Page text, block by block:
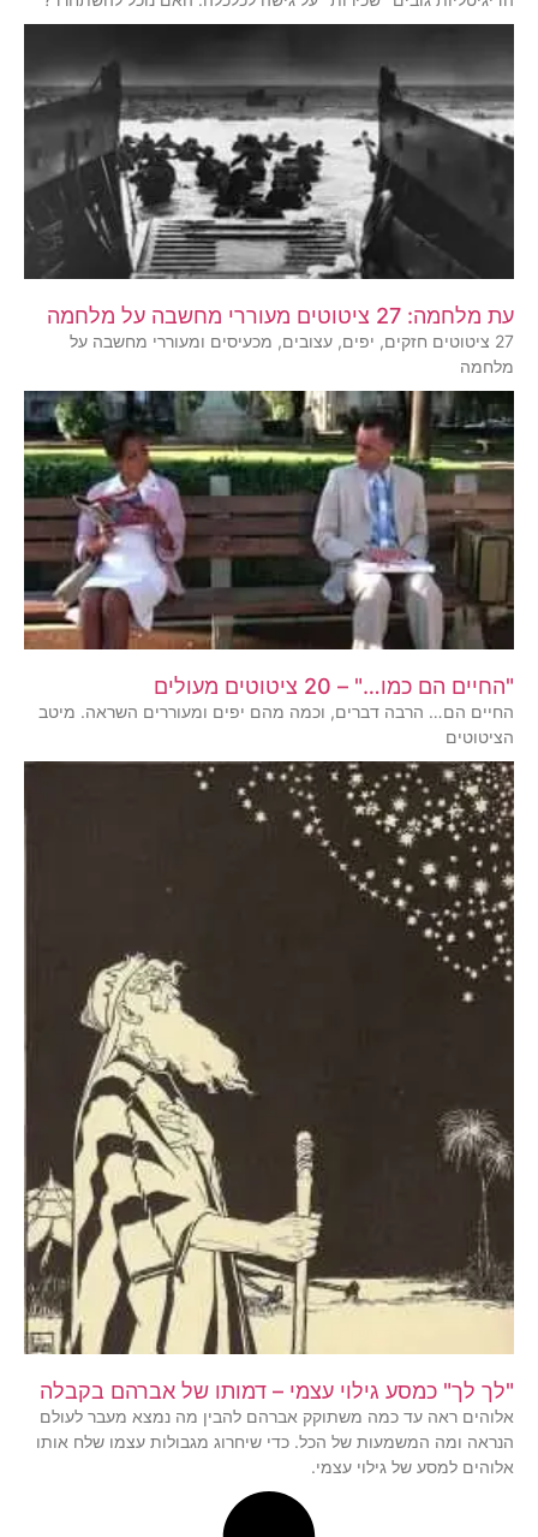
עת מלחמה: 27 ציטוטים מעוררי מחשבה על מלחמה
27 ציטוטים חזקים, יפים, עצובים, מכעיסים ומעוררי מחשבה על
מלחמה
"החיים הם כמו…" – 20 ציטוטים מעולים
החיים הם… הרבה דברים, וכמה מהם יפים ומעוררים השראה. מיטב
הציטוטים
"לך לך" כמסע גילוי עצמי – דמותו של אברהם בקבלה
אלוהים ראה עד כמה משתוקק אברהם להבין מה נמצא מעבר לעולם
הנראה ומה המשמעות של הכל. כדי שיחרוג מגבולות עצמו שלח אותו
אלוהים למסע של גילוי עצמי.